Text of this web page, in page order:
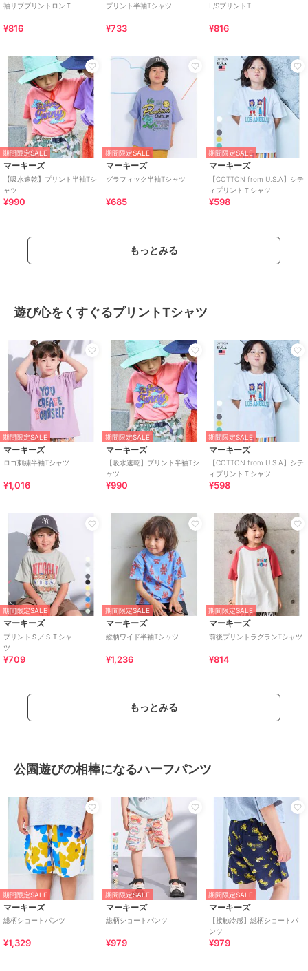
袖リブプリントロンＴ
¥816
プリント半袖Tシャツ
¥733
L/SプリントT
¥816
期間限定SALE
マーキーズ
【吸水速乾】プリント半袖Tシ
ャツ
¥990
期間限定SALE
マーキーズ
グラフィック半袖Tシャツ
¥685
期間限定SALE
マーキーズ
【COTTON from U.S.A】シテ
ィプリントＴシャツ
¥598
もっとみる
遊び心をくすぐるプリントTシャツ
期間限定SALE
マーキーズ
ロゴ刺繍半袖Tシャツ
¥1,016
期間限定SALE
マーキーズ
【吸水速乾】プリント半袖Tシ
ャツ
¥990
期間限定SALE
マーキーズ
【COTTON from U.S.A】シテ
ィプリントＴシャツ
¥598
期間限定SALE
マーキーズ
プリントＳ／ＳＴシャ
ツ
¥709
期間限定SALE
マーキーズ
総柄ワイド半袖Tシャツ
¥1,236
期間限定SALE
マーキーズ
前後プリントラグランTシャツ
¥814
もっとみる
公園遊びの相棒になるハーフパンツ
期間限定SALE
マーキーズ
総柄ショートパンツ
¥1,329
期間限定SALE
マーキーズ
総柄ショートパンツ
¥979
期間限定SALE
マーキーズ
【接触冷感】総柄ショートパ
ンツ
¥979